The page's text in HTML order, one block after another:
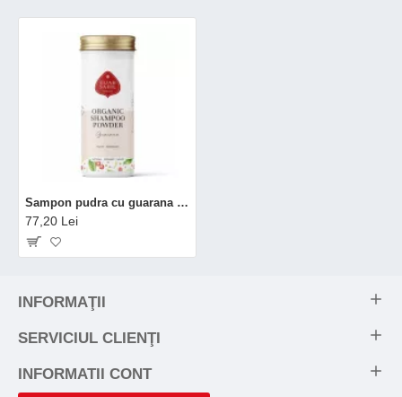
Sampon pudra cu guarana bio (100 grame), Eliah Sahil
77,20 Lei
INFORMAŢII
SERVICIUL CLIENŢI
INFORMATII CONT